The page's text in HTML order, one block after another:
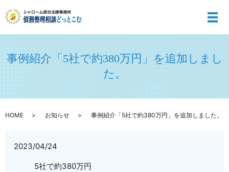
メ
事例紹介「5社で約380万円」を追加しまし
た。
HOME お知らせ 事例紹介「5社で約380万円」を追加しました。
2023/04/24
5社で約380万円